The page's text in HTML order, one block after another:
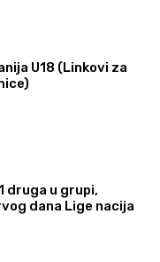
U18 (Linkovi za
druga u grupi,
dana Lige nacija